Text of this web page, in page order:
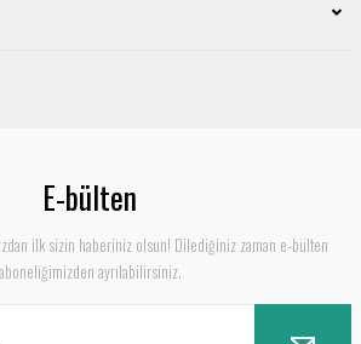
E-bülten
ilk sizin haberiniz olsun! Dilediğiniz zaman e-bülten
aboneliğimizden ayrılabilirsiniz.